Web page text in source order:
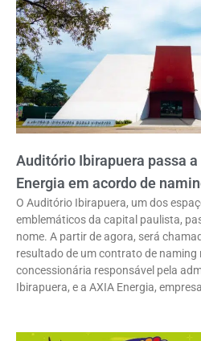
Auditório Ibirapuera passa
Energia em acordo de
O Auditório Ibirapuera, um dos
emblemáticos da capital paulista,
nome. A partir de agora, será
resultado de um contrato de naming
concessionária responsável pela
Ibirapuera, e a AXIA Energia, empresa